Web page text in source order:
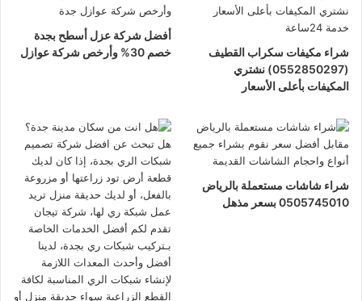
شراء مكيفات سكراب القطيف
(0552850297) نشتري
المكيفات بأعلى الأسعار
أفضل شركة عزل أسطح بجدة
خصم 30% وأرخص شركة عوازل
شراء شاشات مستعملة بالرياض
0505745010 بسعر مذهل